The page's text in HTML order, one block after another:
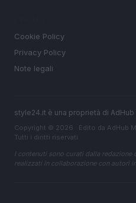
Cookie Policy
Privacy Policy
Note legali
style24.it è una proprietà di
Copyright © 2026 · Edito da AdHub
Tutti i diritti riservati
I contenuti sono curati dalla
realizzati in collaborazione con autori